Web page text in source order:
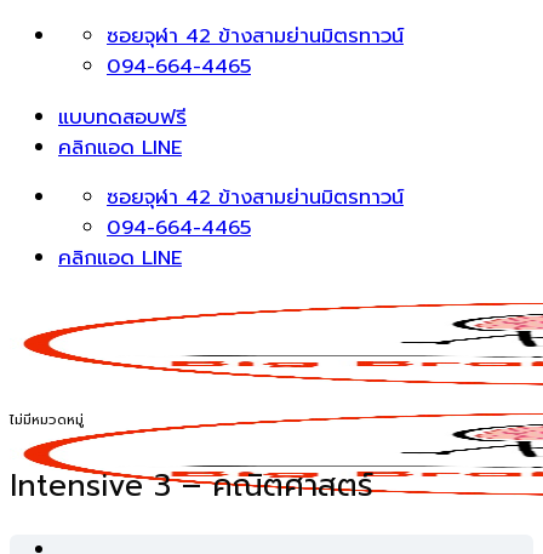
Skip
ซอยจุฬา 42 ข้างสามย่านมิตรทาวน์
094-664-4465
แบบทดสอบฟรี
คลิกแอด LINE
ซอยจุฬา 42 ข้างสามย่านมิตรทาวน์
094-664-4465
คลิกแอด LINE
ไม่มีหมวดหมู่
Intensive 3 – คณิตศาสตร์